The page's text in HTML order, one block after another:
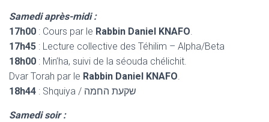
Samedi après-midi :
17h00 : Cours par le Rabbin Daniel KNAFO.
17h45 : Lecture collective des Téhilim – Alpha/Beta
18h00 : Min’ha, suivi de la séouda chélichit.
Dvar Torah par le Rabbin Daniel KNAFO.
18h44
: Shquiya / שקעת החמה
Samedi soir :